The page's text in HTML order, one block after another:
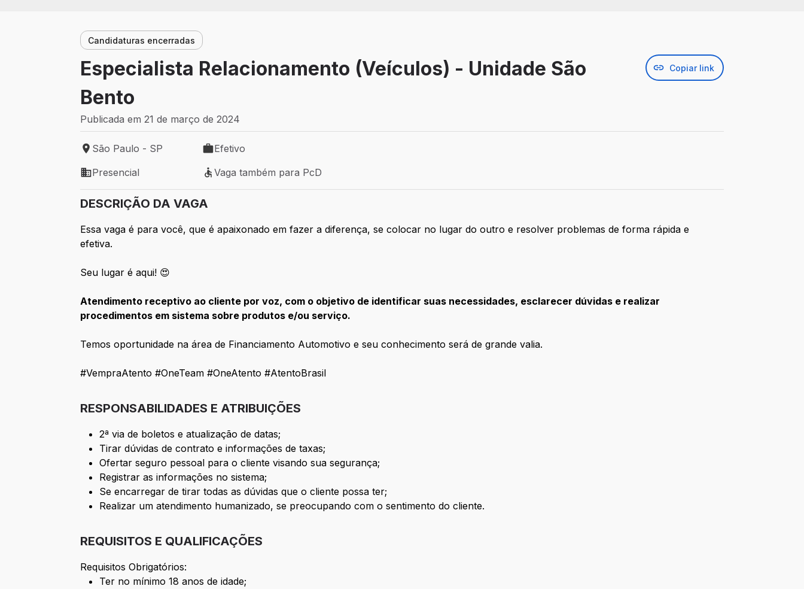
Candidaturas encerradas
Especialista Relacionamento (Veículos) - Unidade São
Bento
Copiar link
Publicada em 21 de março de 2024
Local de trabalho: São Paulo - SP
São Paulo - SP
Tipo de vaga: Efetivo
Efetivo
Modelo de trabalho: Presencial
Presencial
Vaga também para PcD
Vaga também para PcD
DESCRIÇÃO DA VAGA
Essa vaga é para você, que é apaixonado em fazer a diferença, se colocar no lugar do outro e resolver problemas de forma rápida e
efetiva.
Seu lugar é aqui! 😍
Atendimento receptivo ao cliente por voz, com o objetivo de identificar suas necessidades, esclarecer dúvidas e realizar
procedimentos em sistema sobre produtos e/ou serviço.
Temos oportunidade na área de Financiamento Automotivo e seu conhecimento será de grande valia.
#VempraAtento #OneTeam #OneAtento #AtentoBrasil
RESPONSABILIDADES E ATRIBUIÇÕES
2ª via de boletos e atualização de datas;
Tirar dúvidas de contrato e informações de taxas;
Ofertar seguro pessoal para o cliente visando sua segurança;
Registrar as informações no sistema;
Se encarregar de tirar todas as dúvidas que o cliente possa ter;
Realizar um atendimento humanizado, se preocupando com o sentimento do cliente.
REQUISITOS E QUALIFICAÇÕES
Requisitos Obrigatórios:
Ter no mínimo 18 anos de idade;